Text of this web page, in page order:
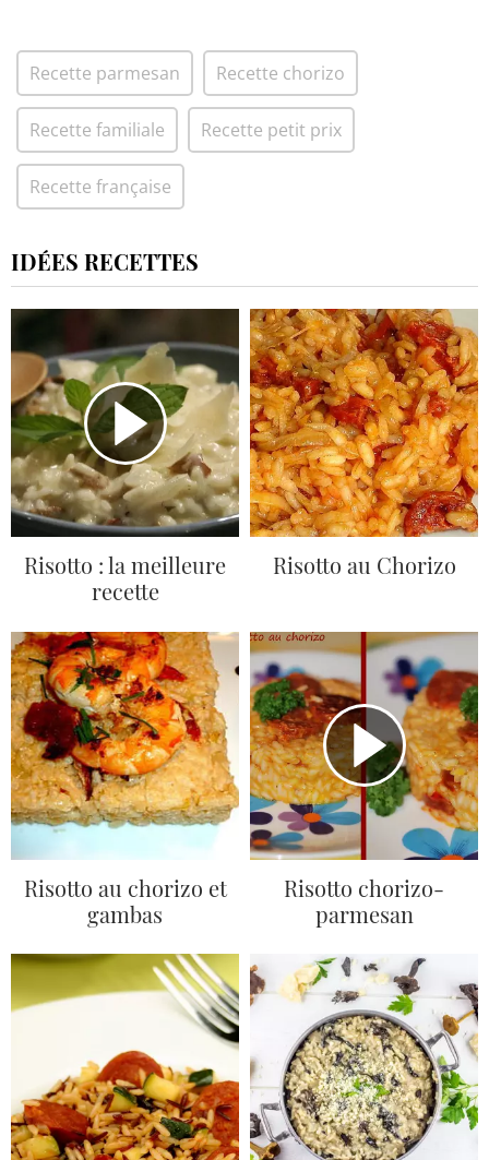
Recette parmesan Recette chorizo
Recette familiale Recette petit prix
Recette française
IDÉES RECETTES
Risotto : la meilleure
recette
Risotto au Chorizo
Risotto au chorizo et
gambas
Risotto chorizo-
parmesan